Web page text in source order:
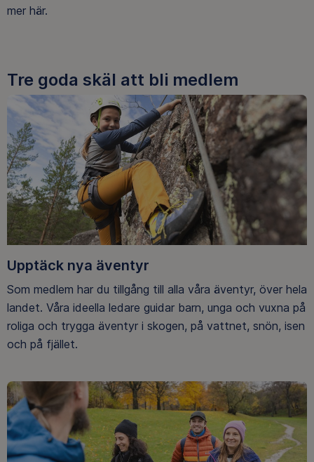
mer här.
Tre goda skäl att bli medlem
Upptäck nya äventyr
Som medlem har du tillgång till alla våra äventyr, över hela
landet. Våra ideella ledare guidar barn, unga och vuxna på
roliga och trygga äventyr i skogen, på vattnet, snön, isen
och på fjället.